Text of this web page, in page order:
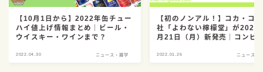
【10月1日から】2022年缶チュー
ハイ値上げ情報まとめ｜ビール・
ウイスキー・ワインまで？
2022.04.30 ニュース・雑学
【初のノンアル！】コカ・コ
社「よわない檸檬堂」が2022
月21日（月）新発売｜コンビ
2022.01.26 ニュース・